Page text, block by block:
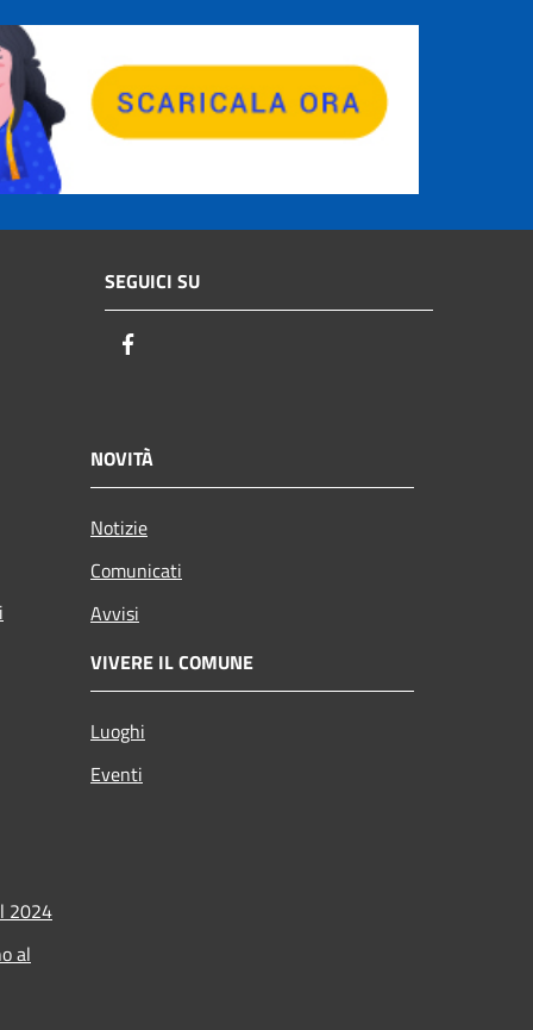
SEGUICI SU
NOVITÀ
Notizie
Comunicati
Avvisi
VIVERE IL COMUNE
Luoghi
Eventi
2024
al